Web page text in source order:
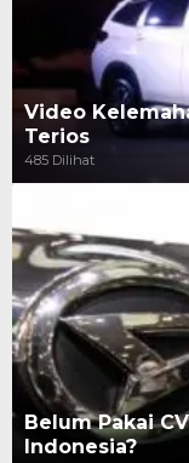
Video
Terios
485 Dilihat
Belum Pakai
Indonesia?